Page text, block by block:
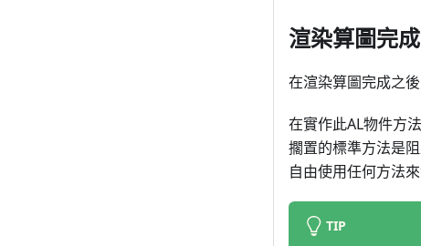
渲染算圖完成
在渲染算圖完成之
在實作此AL物件方
擱置的標準方法是
自由使用任何方法
TIP